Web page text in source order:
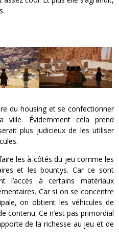
du housing et se confectionner
Évidemment cela prend
plus judicieux de les utiliser
les à-côtés du jeu comme les
et les bountys. Car ce sont
l’accès à certains matériaux
Car si on se concentre
on obtient les véhicules de
contenu. Ce n’est pas primordial
de la richesse au jeu et de